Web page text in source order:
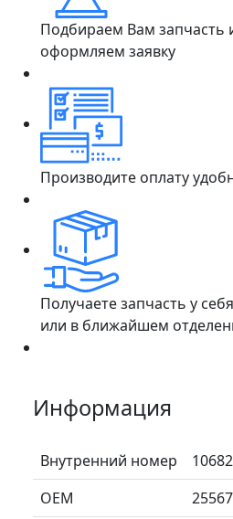
Подбираем Вам запчасть
оформляем заявку
Производите оплату
Получаете запчасть у
или в ближайшем
Информация
Внутренний номер
10682
ОЕМ